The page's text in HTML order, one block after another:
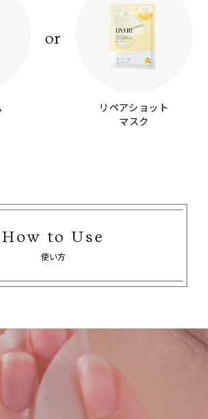
or
リペアショット
マスク
How to Use
使い方